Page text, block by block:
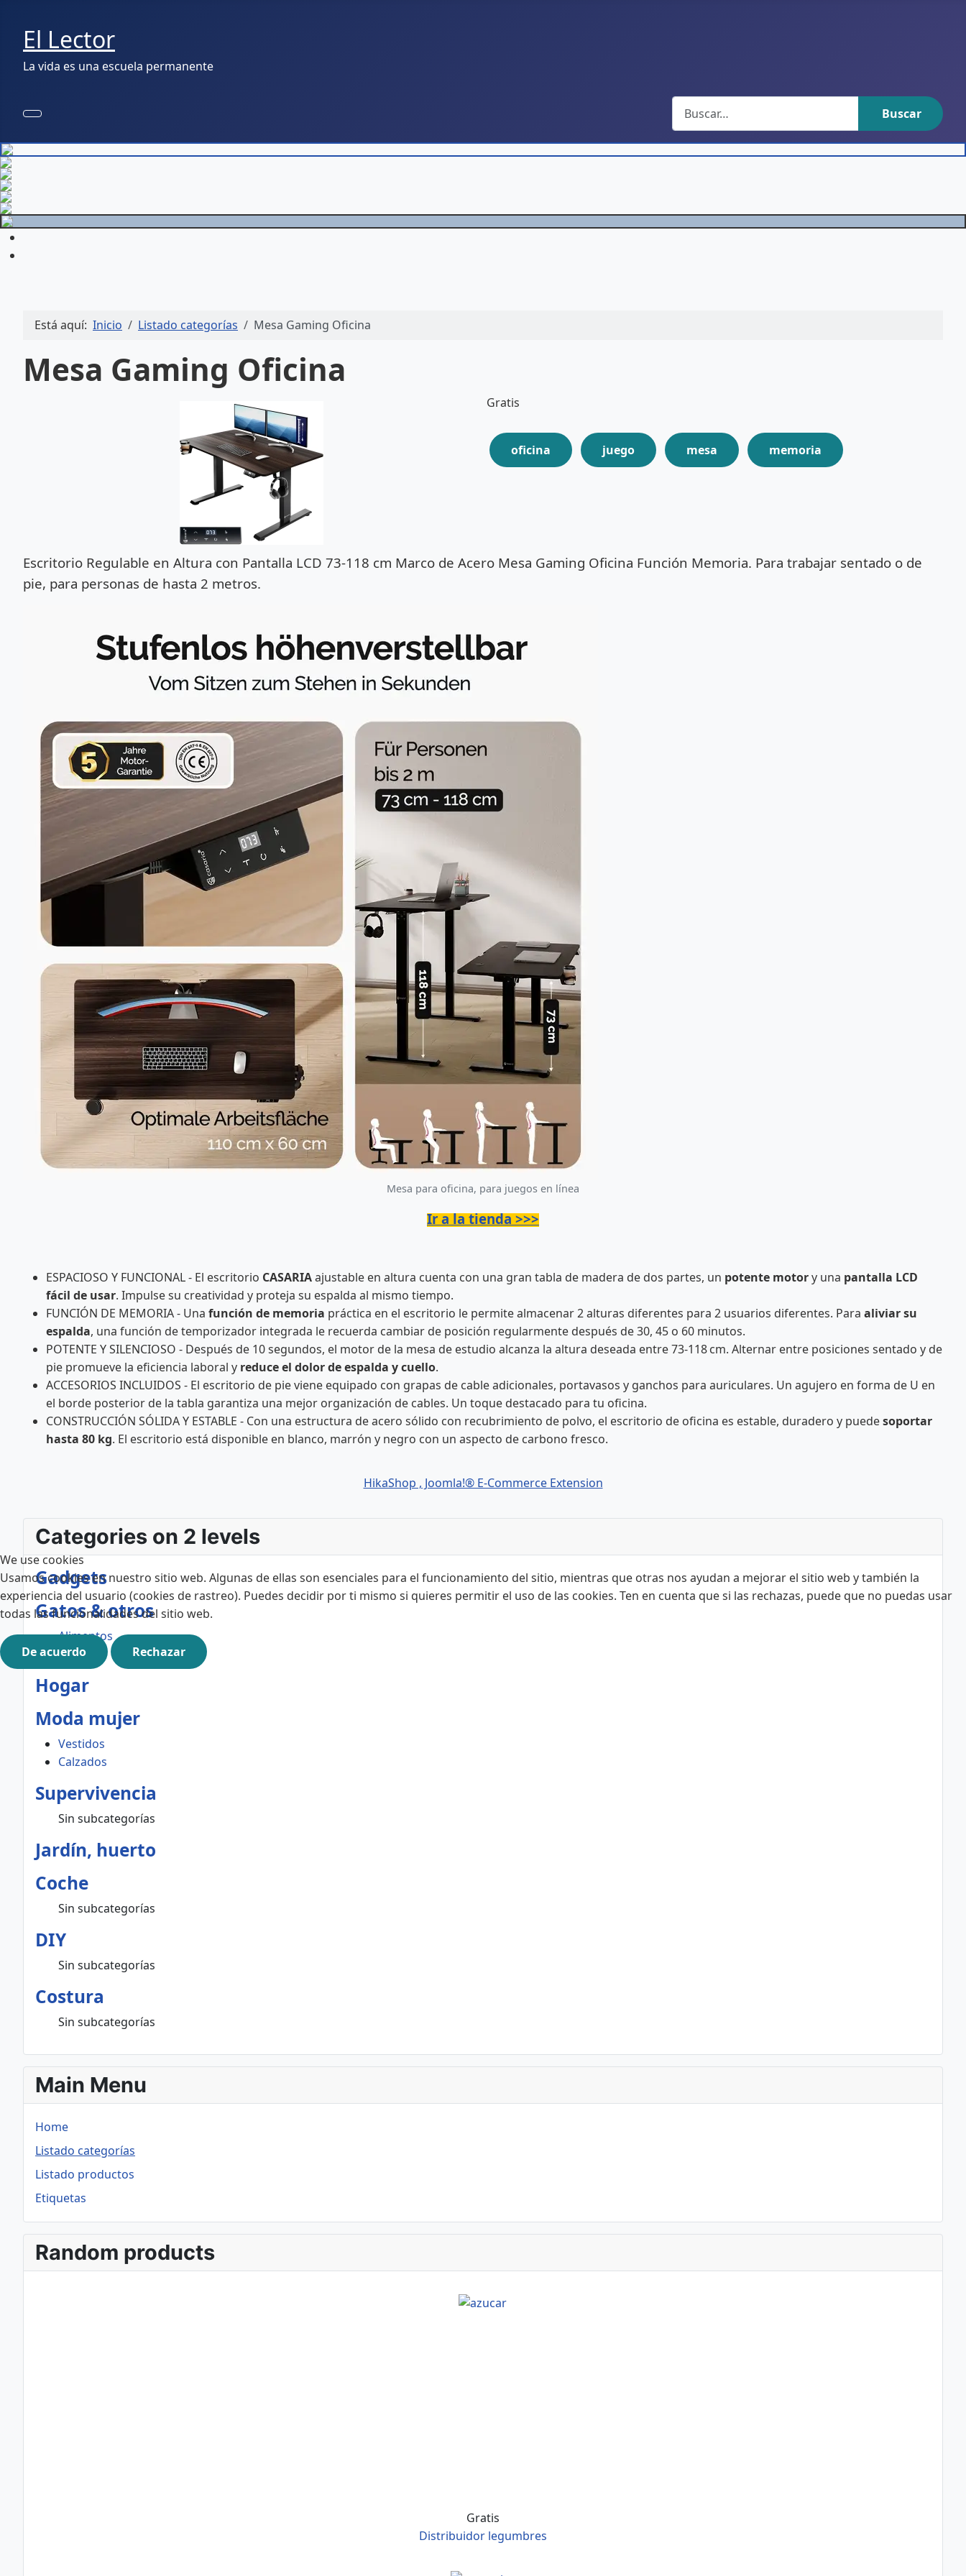
El Lector
La vida es una escuela permanente
Buscar
Buscar
Está aquí: Inicio Listado categorías Mesa Gaming Oficina
Mesa Gaming Oficina
Gratis
oficina juego mesa memoria
Escritorio Regulable en Altura con Pantalla LCD 73-118 cm Marco de Acero Mesa Gaming Oficina Función Memoria. Para trabajar sentado o de
pie, para personas de hasta 2 metros.
Mesa para oficina, para juegos en línea
Ir a la tienda >>>
ESPACIOSO Y FUNCIONAL - El escritorio CASARIAajustable en altura cuenta con una gran tabla de madera de dos partes, un potente motory una pantalla LCD
fácil de usar. Impulse su creatividad y proteja su espalda al mismo tiempo.
FUNCIÓN DE MEMORIA - Una función de memoria práctica en el escritorio le permite almacenar 2 alturas diferentes para 2 usuarios diferentes. Para aliviar su
espalda, una función de temporizador integrada le recuerda cambiar de posición regularmente después de 30, 45 o 60 minutos.
POTENTE Y SILENCIOSO - Después de 10 segundos, el motor de la mesa de estudio alcanza la altura deseada entre 73-118 cm. Alternar entre posiciones sentado y de
pie promueve la eficiencia laboral y reduce el dolor de espalda y cuello.
ACCESORIOS INCLUIDOS - El escritorio de pie viene equipado con grapas de cable adicionales, portavasos y ganchos para auriculares. Un agujero en forma de U en
el borde posterior de la tabla garantiza una mejor organización de cables. Un toque destacado para tu oficina.
CONSTRUCCIÓN SÓLIDA Y ESTABLE - Con una estructura de acero sólido con recubrimiento de polvo, el escritorio de oficina es estable, duradero y puedesoportar
hasta 80 kg. El escritorio está disponible en blanco, marrón y negro con un aspecto de carbono fresco.
HikaShop , Joomla!® E-Commerce Extension
Categories on 2 levels
Gadgets
Gatos & otros
Alimentos
Ropa
Hogar
Moda mujer
Vestidos
Calzados
Supervivencia
Sin subcategorías
Jardín, huerto
Coche
Sin subcategorías
DIY
Sin subcategorías
Costura
Sin subcategorías
Main Menu
Home
Listado categorías
Listado productos
Etiquetas
Random products
Gratis
Distribuidor legumbres
We use cookies
Usamos cookies en nuestro sitio web. Algunas de ellas son esenciales para el funcionamiento del sitio, mientras que otras nos ayudan a mejorar el sitio web y también la
experiencia del usuario (cookies de rastreo). Puedes decidir por ti mismo si quieres permitir el uso de las cookies. Ten en cuenta que si las rechazas, puede que no puedas usar
todas las funcionalidades del sitio web.
De acuerdo Rechazar